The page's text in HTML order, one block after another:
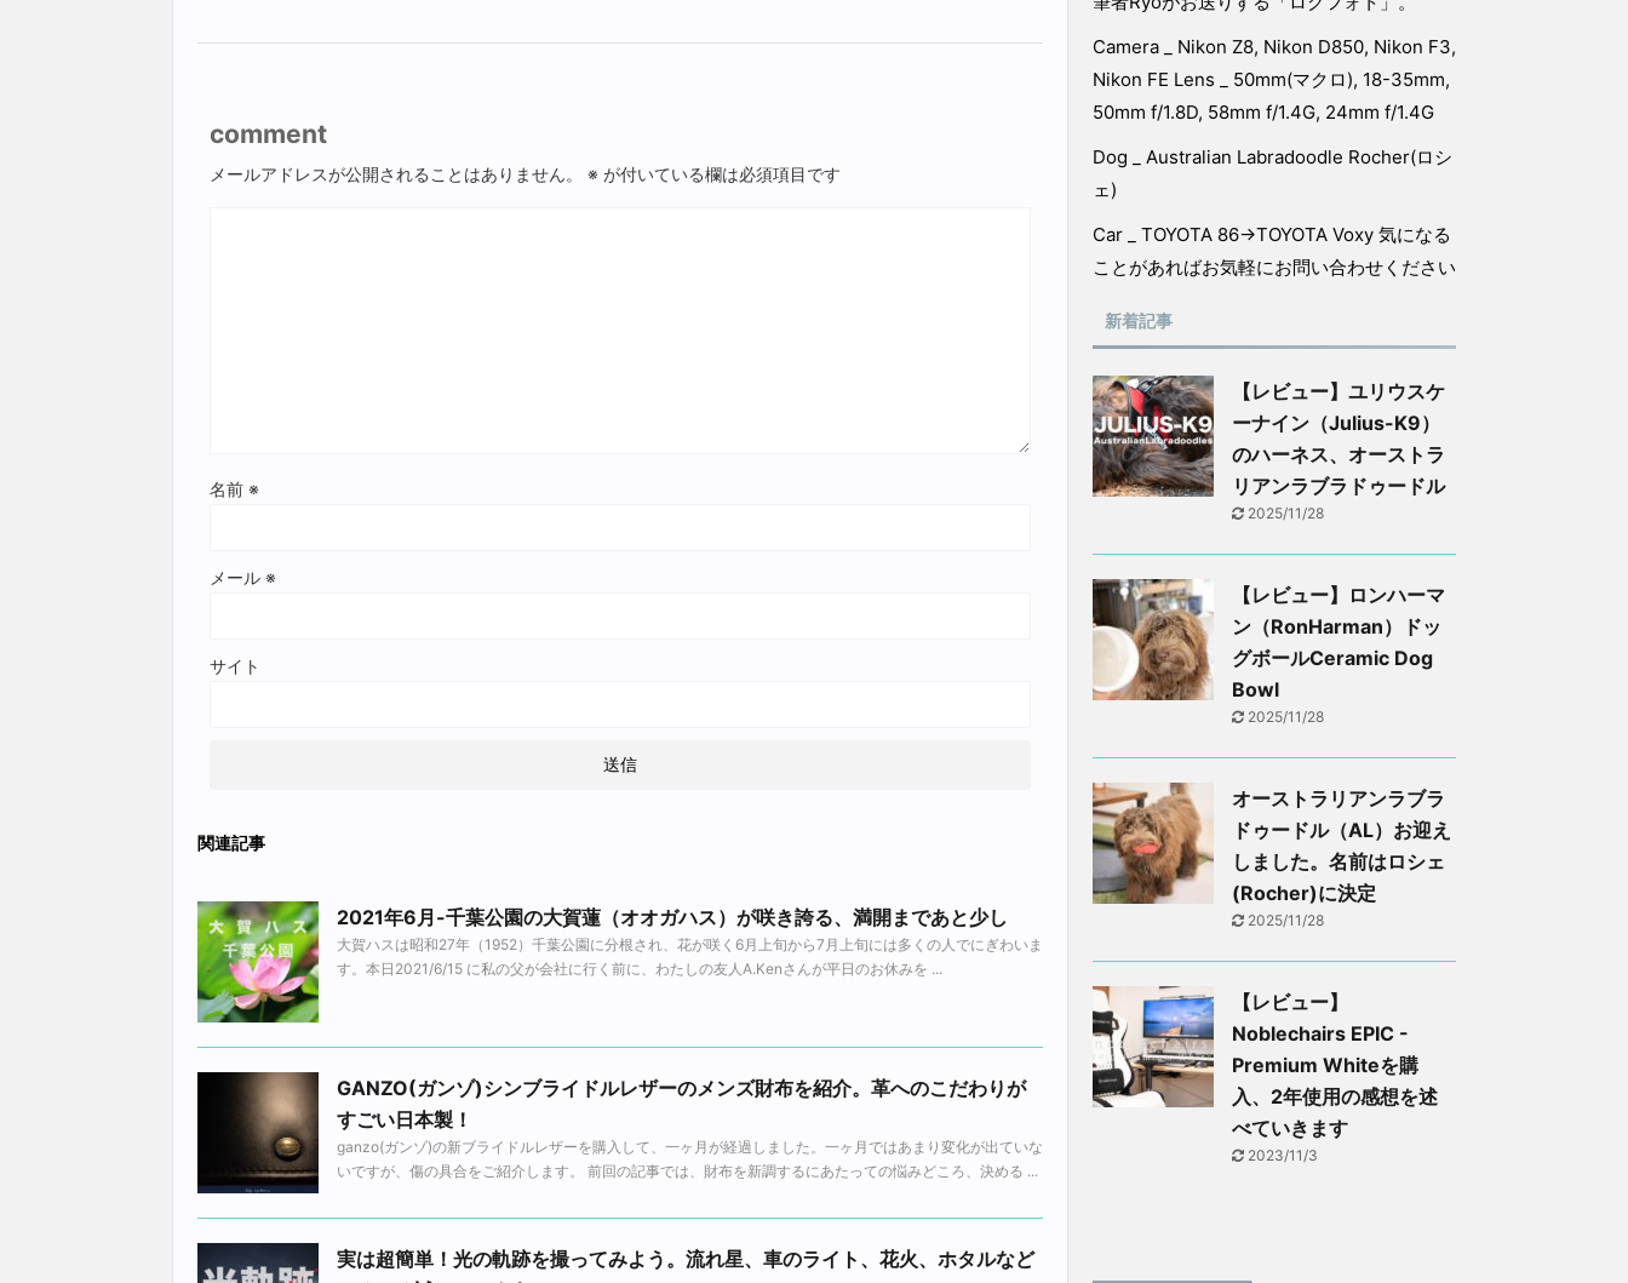
comment
メールアドレスが公開されることはありません。 ※ が付いている欄は必須項目です
名前 ※
メール ※
サイト
関連記事
2021年6月-千葉公園の大賀蓮（オオガハス）が咲き誇る、満開まであと少し
大賀ハスは昭和27年（1952）千葉公園に分根され、花が咲く6月上旬から7月上旬には多くの人でにぎわいま
す。本日2021/6/15 に私の父が会社に行く前に、わたしの友人A.Kenさんが平日のお休みを ...
GANZO(ガンゾ)シンブライドルレザーのメンズ財布を紹介。革へのこだわりが
すごい日本製！
ganzo(ガンゾ)の新ブライドルレザーを購入して、一ヶ月が経過しました。一ヶ月ではあまり変化が出ていな
いですが、傷の具合をご紹介します。 前回の記事では、財布を新調するにあたっての悩みどころ、決める ...
実は超簡単！光の軌跡を撮ってみよう。流れ星、車のライト、花火、ホタルなど
Camera _ Nikon Z8, Nikon D850, Nikon F3,
Nikon FE Lens _ 50mm(マクロ), 18-35mm,
50mm f/1.8D, 58mm f/1.4G, 24mm f/1.4G
Dog _ Australian Labradoodle Rocher(ロシ
ェ)
Car _ TOYOTA 86→TOYOTA Voxy 気になる
ことがあればお気軽にお問い合わせください
新着記事
【レビュー】ユリウスケ
ーナイン（Julius-K9）
のハーネス、オーストラ
リアンラブラドゥードル
2025/11/28
【レビュー】ロンハーマ
ン（RonHarman）ドッ
グボールCeramic Dog
Bowl
2025/11/28
オーストラリアンラブラ
ドゥードル（AL）お迎え
しました。名前はロシェ
(Rocher)に決定
2025/11/28
【レビュー】
Noblechairs EPIC -
Premium Whiteを購
入、2年使用の感想を述
べていきます
2023/11/3